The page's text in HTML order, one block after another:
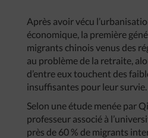
Après avoir vécu
économique, la première
migrants chinois venus des
au problème de la retraite,
d’entre eux touchent des
insuffisantes pour leur survie.
Selon une étude menée par
professeur associé à
près de 60 % de migrants